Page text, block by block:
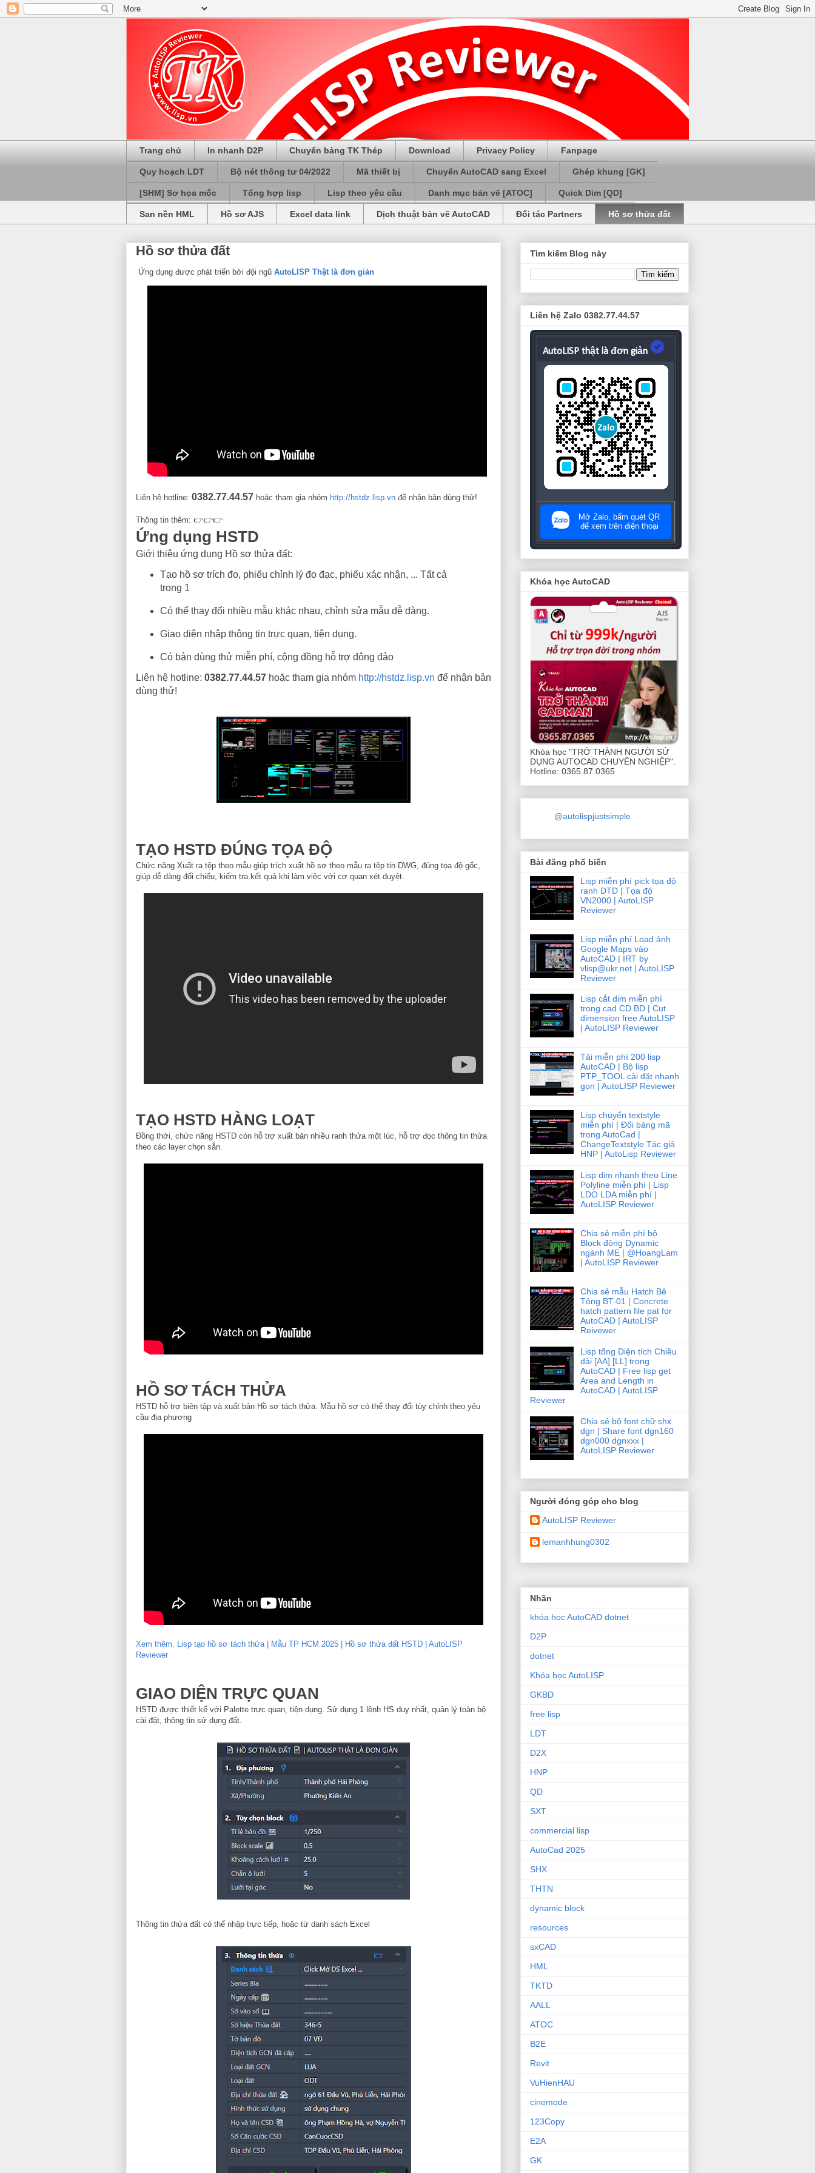
Trang chủ In nhanh D2P Chuyển bảng TK Thép Download Privacy Policy Fanpage
Quy hoạch LDT Bộ nét thông tư 04/2022 Mã thiết bị Chuyển AutoCAD sang Excel Ghép khung [GK]
[SHM] Sơ họa mốc Tổng hợp lisp Lisp theo yêu cầu Danh mục bản vẽ [ATOC] Quick Dim [QD]
San nền HML Hồ sơ AJS Excel data link Dịch thuật bản vẽ AutoCAD Đối tác Partners Hồ sơ thửa đất
Hồ sơ thửa đất
Ứng dụng được phát triển bởi đội ngũ AutoLISP Thật là đơn giản
Liên hệ hotline: 0382.77.44.57 hoặc tham gia nhóm http://hstdz.lisp.vn để nhận bản dùng thử!
Thông tin thêm: 👉👉👉
Ứng dụng HSTD
Giới thiệu ứng dụng Hồ sơ thửa đất:
Tạo hồ sơ trích đo, phiếu chỉnh lý đo đạc, phiếu xác nhận, ... Tất cả
trong 1
Có thể thay đổi nhiều mẫu khác nhau, chỉnh sửa mẫu dễ dàng.
Giao diện nhập thông tin trực quan, tiện dụng.
Có bản dùng thử miễn phí, cộng đồng hỗ trợ đông đảo
Liên hệ hotline: 0382.77.44.57 hoặc tham gia nhóm http://hstdz.lisp.vn để nhận bản
dùng thử!
TẠO HSTD ĐÚNG TỌA ĐỘ
Chức năng Xuất ra tệp theo mẫu giúp trích xuất hồ sơ theo mẫu ra tệp tin DWG, đúng tọa độ gốc,
giúp dễ dàng đối chiếu, kiểm tra kết quả khi làm việc với cơ quan xét duyệt.
TẠO HSTD HÀNG LOẠT
Đồng thời, chức năng HSTD còn hỗ trợ xuất bản nhiều ranh thửa một lúc, hỗ trợ đọc thông tin thửa
theo các layer chọn sẵn.
HỒ SƠ TÁCH THỬA
HSTD hỗ trợ biên tập và xuất bản Hồ sơ tách thửa. Mẫu hồ sơ có thể thay đổi tùy chỉnh theo yêu
cầu địa phương
Xem thêm: Lisp tạo hồ sơ tách thửa | Mẫu TP HCM 2025 | Hồ sơ thửa đất HSTD | AutoLISP
Reviewer
GIAO DIỆN TRỰC QUAN
HSTD được thiết kế với Palette trực quan, tiện dụng. Sử dụng 1 lệnh HS duy nhất, quản lý toàn bộ
cài đặt, thông tin sử dụng đất.
Thông tin thửa đất có thể nhập trực tiếp, hoặc từ danh sách Excel
Tìm kiếm Blog này
Liên hệ Zalo 0382.77.44.57
AutoLISP thật là đơn giản
Mở Zalo, bấm quét QR
để xem trên điện thoại
Khóa học AutoCAD
Khóa học "TRỞ THÀNH NGƯỜI SỬ
DỤNG AUTOCAD CHUYÊN NGHIỆP".
Hotline: 0365.87.0365
@autolispjustsimple
Bài đăng phổ biến
Lisp miễn phí pick tọa độ
ranh DTD | Tọa độ
VN2000 | AutoLISP
Reviewer
Lisp miễn phí Load ảnh
Google Maps vào
AutoCAD | IRT by
vlisp@ukr.net | AutoLISP
Reviewer
Lisp cắt dim miễn phí
trong cad CD BD | Cut
dimension free AutoLISP
| AutoLISP Reviewer
Tải miễn phí 200 lisp
AutoCAD | Bộ lisp
PTP_TOOL cài đặt nhanh
gọn | AutoLISP Reviewer
Lisp chuyển textstyle
miễn phí | Đổi bảng mã
trong AutoCad |
ChangeTextstyle Tác giả
HNP | AutoLisp Reviewer
Lisp dim nhanh theo Line
Polyline miễn phí | Lisp
LDO LDA miễn phí |
AutoLISP Reviewer
Chia sẻ miễn phí bộ
Block động Dynamic
ngành ME | @HoangLam
| AutoLISP Reviewer
Chia sẻ mẫu Hatch Bê
Tông BT-01 | Concrete
hatch pattern file pat for
AutoCAD | AutoLISP
Reivewer
Lisp tổng Diện tích Chiều
dài [AA] [LL] trong
AutoCAD | Free lisp get
Area and Length in
AutoCAD | AutoLISP
Reviewer
Chia sẻ bộ font chữ shx
dgn | Share font dgn160
dgn000 dgnxxx |
AutoLISP Reviewer
Người đóng góp cho blog
AutoLISP Reviewer
lemanhhung0302
Nhãn
khóa học AutoCAD dotnet
D2P
dotnet
Khóa học AutoLISP
GKBD
free lisp
LDT
D2X
HNP
QD
SXT
commercial lisp
AutoCad 2025
SHX
THTN
dynamic block
resources
sxCAD
HML
TKTD
AALL
ATOC
B2E
Revit
VuHienHAU
cinemode
123Copy
E2A
GK